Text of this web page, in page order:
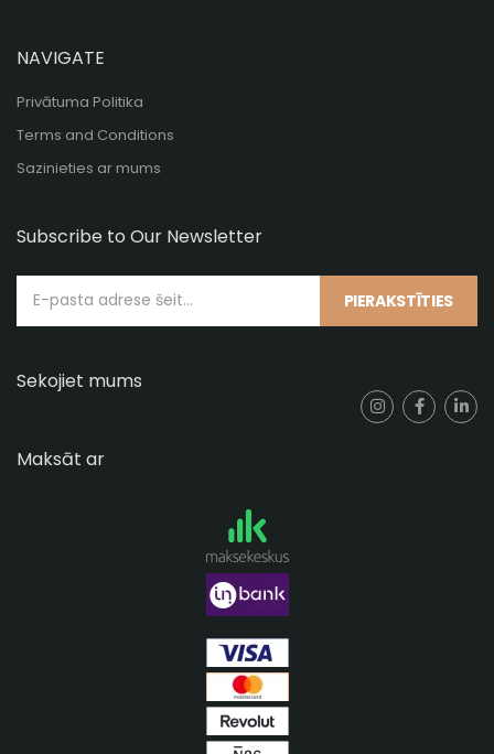
NAVIGATE
Privātuma Politika
Terms and Conditions
Sazinieties ar mums
Subscribe to Our Newsletter
PIERAKSTĪTIES
Sekojiet mums
Maksāt ar